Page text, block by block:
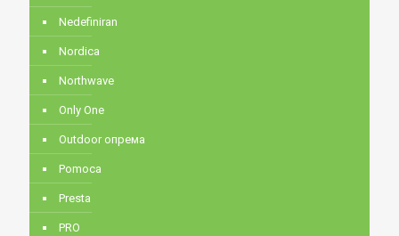
Nedefiniran
Nordica
Northwave
Only One
Outdoor опрема
Pomoca
Presta
PRO